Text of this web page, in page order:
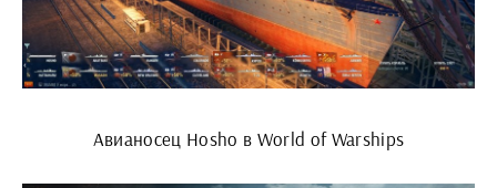
Авианосец Hosho в World of Warships